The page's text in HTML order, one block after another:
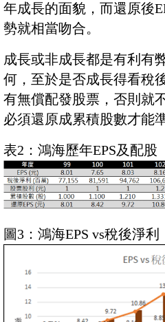
年成長的面貌，而還原後
勢就相當吻合。
成長或非成長都是有利有
何，至於是否成長得看稅
有無償配發股票，否則就
必須還原成累積股數才能
表2：鴻海歷年EPS及配股
圖3：鴻海EPS vs稅後淨利